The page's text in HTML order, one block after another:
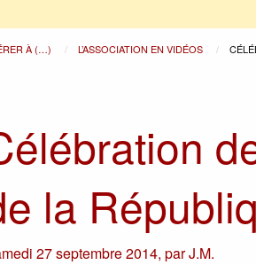
À (…) L’ASSOCIATION EN VIDÉOS
la
27 septembre 2014,parJ.M.